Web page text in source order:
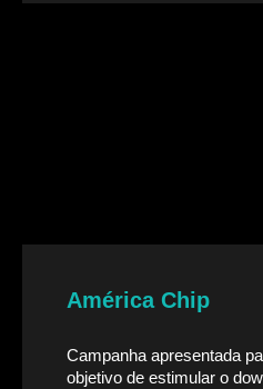
América Chip
Campanha apresentada
objetivo de estimular o